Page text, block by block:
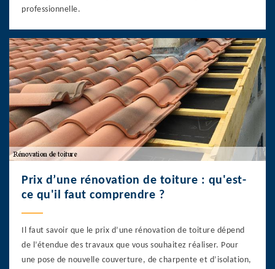
professionnelle.
Prix d’une rénovation de toiture : qu'est-
ce qu'il faut comprendre ?
Il faut savoir que le prix d’une rénovation de toiture dépend
de l’étendue des travaux que vous souhaitez réaliser. Pour
une pose de nouvelle couverture, de charpente et d’isolation,